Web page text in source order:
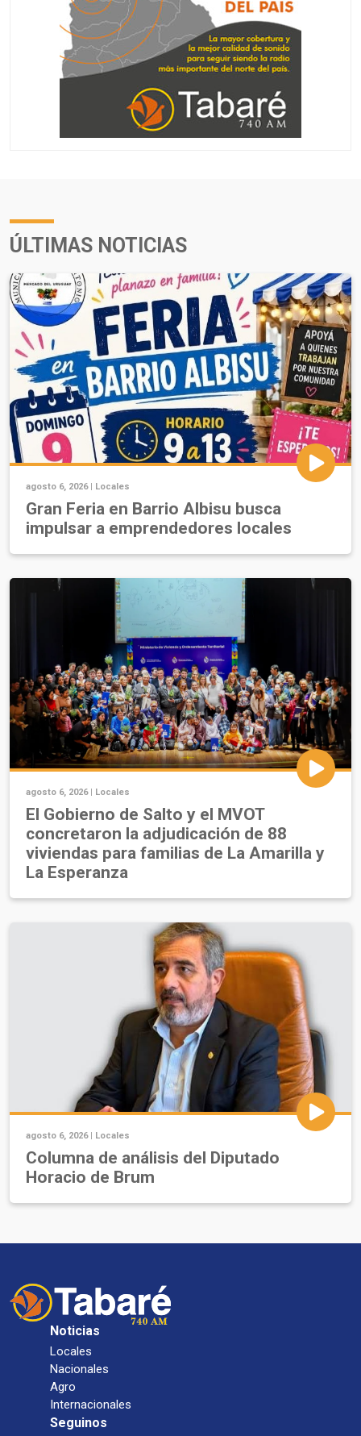
ÚLTIMAS NOTICIAS
agosto 6, 2026 | Locales
Gran Feria en Barrio Albisu busca
impulsar a emprendedores locales
agosto 6, 2026 | Locales
El Gobierno de Salto y el MVOT
concretaron la adjudicación de 88
viviendas para familias de La Amarilla y
La Esperanza
agosto 6, 2026 | Locales
Columna de análisis del Diputado
Horacio de Brum
Noticias
Locales
Nacionales
Agro
Internacionales
Seguinos